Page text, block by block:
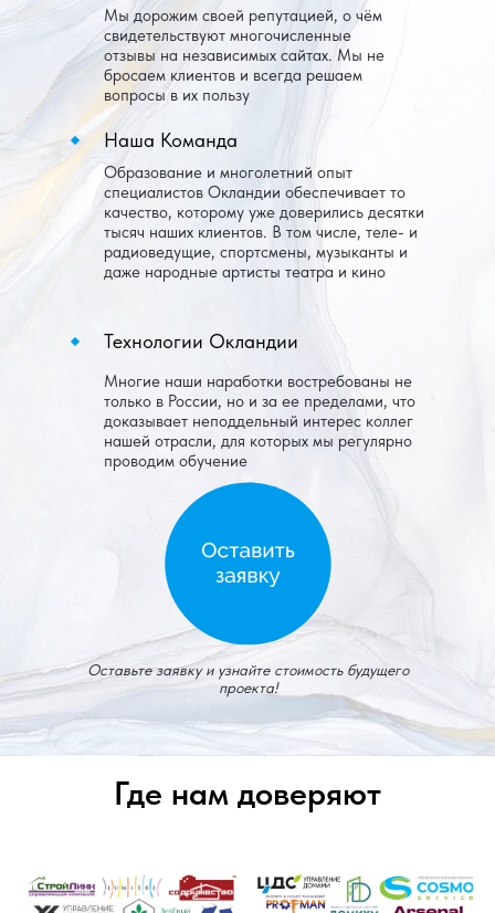
Наша Команда
Образование и многолетний опыт
специалистов Окландии обеспечивает то
качество, которому уже доверились десятки
тысяч наших клиентов. В том числе, теле- и
радиоведущие, спортсмены, музыканты и
даже народные артисты театра и кино
Оставьте заявку и узнайте стоимость будущего
проекта!
Мы дорожим своей репутацией, о чём
свидетельствуют многочисленные
отзывы на независимых сайтах. Мы не
бросаем клиентов и всегда решаем
вопросы в их пользу
Технологии Окландии
Многие наши наработки востребованы не
только в России, но и за ее пределами, что
доказывает неподдельный интерес коллег
нашей отрасли, для которых мы регулярно
проводим обучение
Где нам доверяют